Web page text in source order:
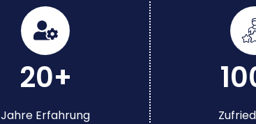
20+
Jahre Erfahrung